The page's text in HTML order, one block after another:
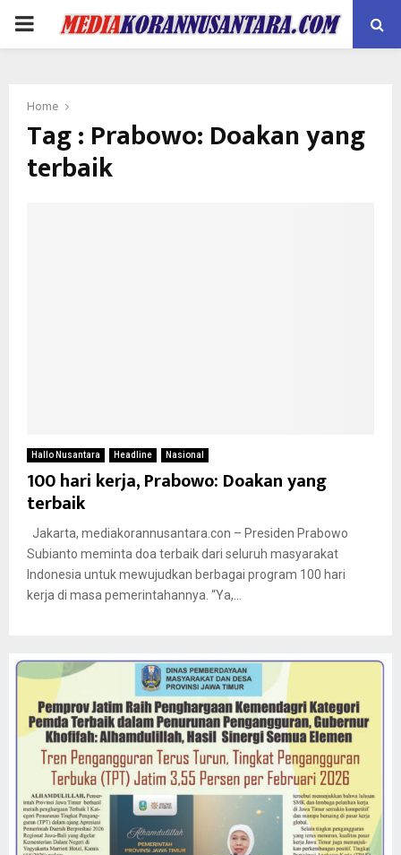
PRIMARY
Home
Tag : Prabowo: Doakan yang
terbaik
Hallo Nusantara Headline Nasional
100 hari kerja, Prabowo: Doakan yang
terbaik
Jakarta, mediakorannusantara.con – Presiden Prabowo
Subianto meminta doa terbaik dari seluruh masyarakat
Indonesia untuk mewujudkan berbagai program 100 hari
kerja di masa pemerintahannya. “Ya,...